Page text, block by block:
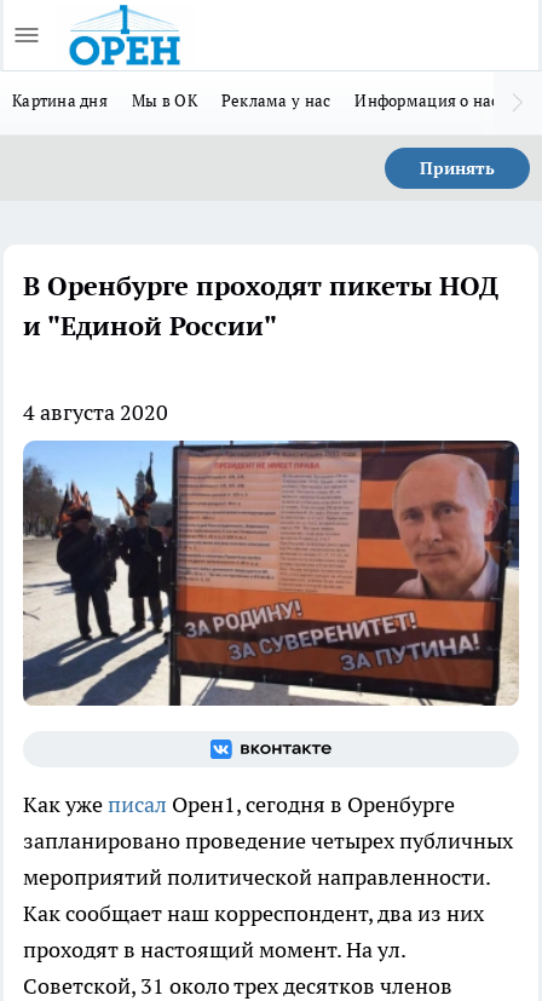
Картина дня Мы в ОК Реклама у нас Информация о нас
Принять
В Оренбурге проходят пикеты НОД
и "Единой России"
4 августа 2020
Как ужеписал Орен1, сегодня в Оренбурге
запланировано проведение четырех публичных
мероприятий политической направленности.
Как сообщает наш корреспондент, два из них
проходят в настоящий момент. На ул.
Советской, 31 около трех десятков членов